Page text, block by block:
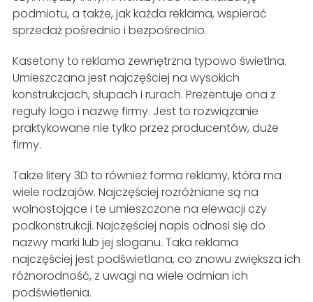
podmiotu, a także, jak każda reklama, wspierać
sprzedaż pośrednio i bezpośrednio.
Kasetony to reklama zewnętrzna typowo świetlna.
Umieszczana jest najczęściej na wysokich
konstrukcjach, słupach i rurach. Prezentuje ona z
reguły logo i nazwę firmy. Jest to rozwiązanie
praktykowane nie tylko przez producentów, duże
firmy.
Także litery 3D to również forma reklamy, która ma
wiele rodzajów. Najczęściej rozróżniane są na
wolnostojące i te umieszczone na elewacji czy
podkonstrukcji. Najczęściej napis odnosi się do
nazwy marki lub jej sloganu. Taka reklama
najczęściej jest podświetlana, co znowu zwiększa ich
różnorodność, z uwagi na wiele odmian ich
podświetlenia.